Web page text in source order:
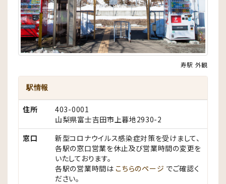
寿駅 外観
駅情報
住所
403-0001
山梨県富士吉田市上暮地2930-2
窓口
新型コロナウイルス感染症対策を受けまして、
各駅の窓口営業を休止及び営業時間の変更を
いたしております。
各駅の営業時間は こちらのページ でご確認く
ださい。